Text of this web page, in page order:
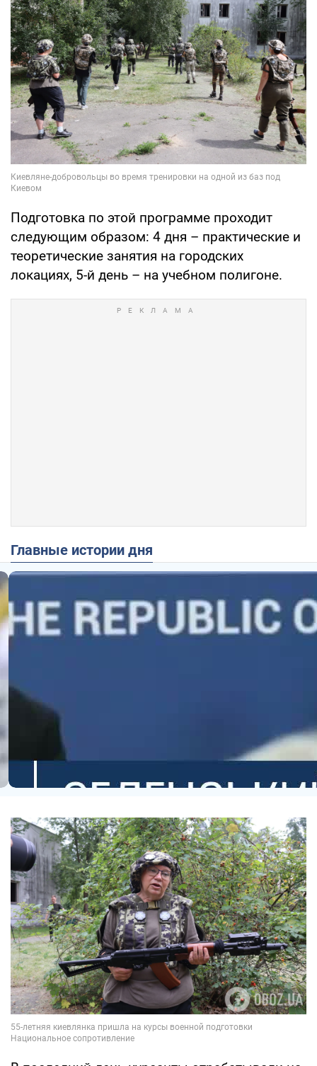
Подготовка по этой программе проходит
следующим образом: 4 дня – практические и
теоретические занятия на городских
локациях, 5-й день – на учебном полигоне.
Главные истории дня